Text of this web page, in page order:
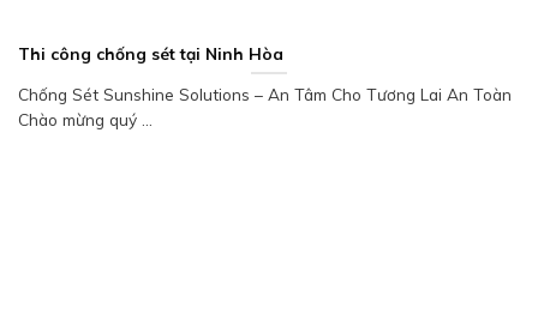
Thi công chống sét tại Ninh Hòa
Chống Sét Sunshine Solutions – An Tâm Cho Tương Lai An Toàn
Chào mừng quý ...